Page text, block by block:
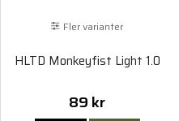
Fler varianter
HLTD Monkeyfist Light 1.0
89 kr